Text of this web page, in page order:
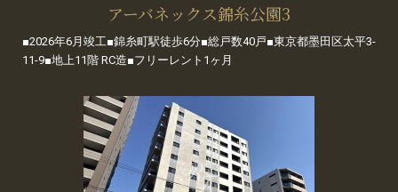
アーバネックス錦糸公園3
■2026年6月竣工■錦糸町駅徒歩6分■総戸数40戸■東京都墨田区太平3-
11-9■地上11階 RC造■フリーレント1ヶ月